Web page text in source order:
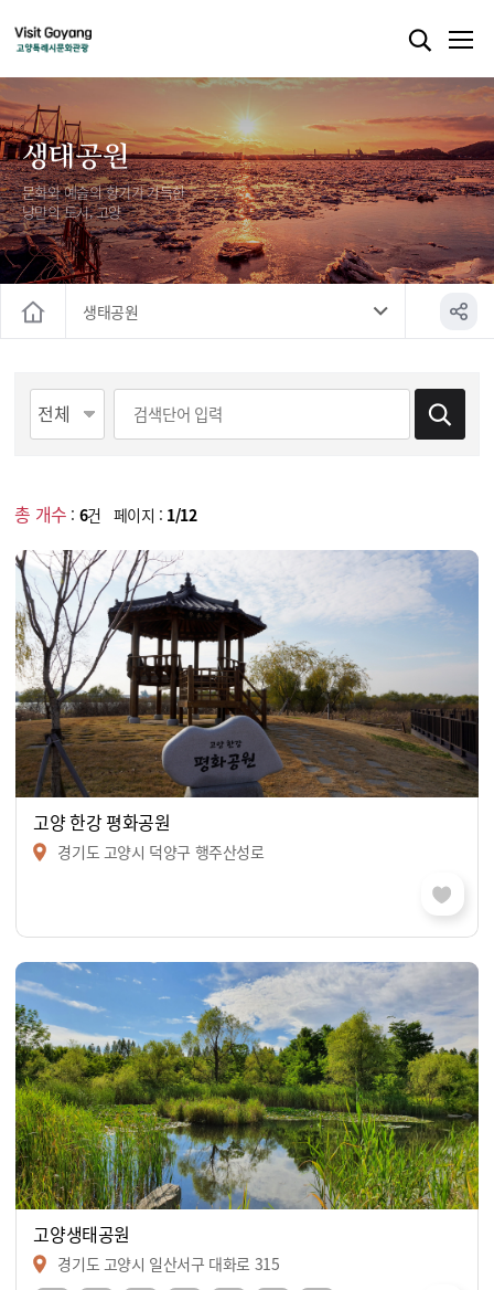
생태공원
문화와 예술의 향기가 가득한
낭만의 도시, 고양
생태공원
총 개수 : 6건 페이지 : 1/12
고양 한강 평화공원
경기도 고양시 덕양구 행주산성로
고양생태공원
경기도 고양시 일산서구 대화로 315